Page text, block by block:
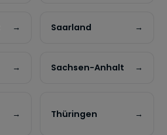
→ Saarland →
→ Sachsen-Anhalt →
→ Thüringen →